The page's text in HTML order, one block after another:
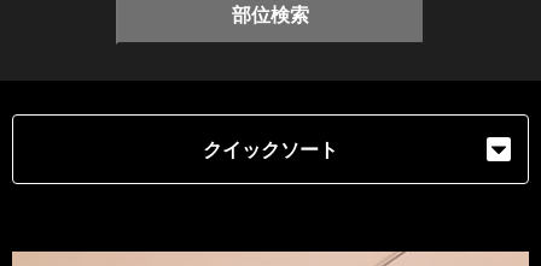
部位検索
クイックソート